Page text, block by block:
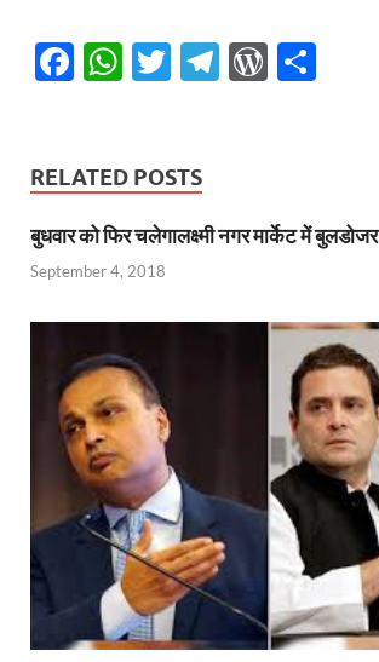
F
b
o
o
W
s
A
p
T
er
T
a
m
W
re
ss
RELATED POSTS
बुधवार को फिर चलेगालक्ष्मी नगर मार्केट में बुलडोजर
September 4, 2018